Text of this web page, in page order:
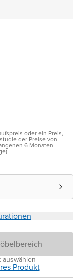
oder ein Preis,
der Preise von
6 Monaten
Produkt